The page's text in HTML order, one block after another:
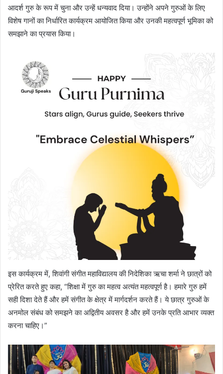
आदर्श गुरु के रूप में चुना और उन्हें धन्यवाद दिया। उन्होंने अपने गुरुओं के लिए
विशेष गानों का निर्धारित कार्यक्रम आयोजित किया और उनकी महत्वपूर्ण भूमिका को
समझाने का प्रयास किया।
इस कार्यक्रम में, शिवांगी संगीत महाविद्यालय की निदेशिका ऋचा शर्मा ने छात्रों को
प्रेरित करते हुए कहा, “शिक्षा में गुरु का महत्व अत्यंत महत्वपूर्ण है। हमारे गुरु हमें
सही दिशा देते हैं और हमें संगीत के क्षेत्र में मार्गदर्शन करते हैं। ये छात्र गुरुओं के
अनमोल संबंध को समझने का अद्वितीय अवसर है और हमें उनके प्रति आभार व्यक्त
करना चाहिए।”